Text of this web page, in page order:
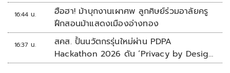
16:44 น.
ฮือฮา! ม้าบุกงานเผาศพ ลูกศิษย์ร่วมอาลัยครู
ฝึกสอนม้าแสดงเมืองอ่างทอง
16:37 น.
สคส. ปั้นนวัตกรรุ่นใหม่ผ่าน PDPA
Hackathon 2026 ดัน ‘Privacy by Design
for all’ สู่โซลูชันคุ้มครองข้อมูลส่วนบุคคลที่